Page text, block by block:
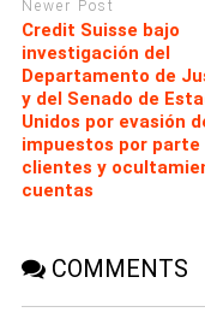
Newer Post
Credit Suisse bajo
investigación del
Departamento de
y del Senado de
Unidos por evasión
impuestos por parte
clientes y
cuentas
COMMENTS